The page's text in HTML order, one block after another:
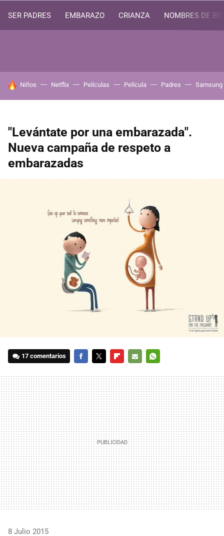
SER PADRES EMBARAZO CRIANZA NOMBRES DE
HOY SE HABLA DE
Niños Netflix Películas Película Padres Samsung
"Levántate por una embarazada".
Nueva campaña de respeto a
embarazadas
17 comentarios
MAIL
8 Julio 2015